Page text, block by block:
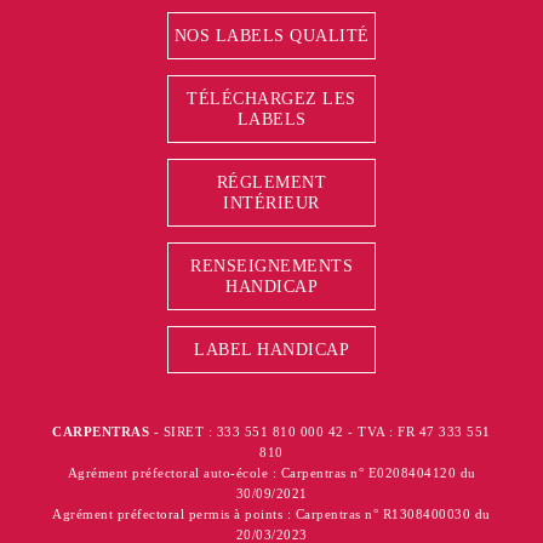
NOS LABELS QUALITÉ
TÉLÉCHARGEZ LES
LABELS
RÉGLEMENT
INTÉRIEUR
RENSEIGNEMENTS
HANDICAP
LABEL HANDICAP
CARPENTRAS - SIRET : 333 551 810 000 42 - TVA : FR 47 333 551
810
Agrément préfectoral auto-école : Carpentras n° E0208404120 du
30/09/2021
Agrément préfectoral permis à points : Carpentras n° R1308400030 du
20/03/2023